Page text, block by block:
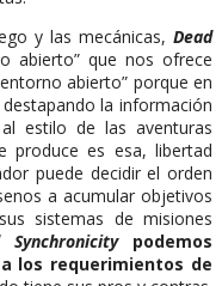
y las mecánicas, Dead
abierto” que nos ofrece
abierto” porque en
la información
estilo de las aventuras
produce es esa, libertad
puede decidir el orden
a acumular objetivos
sistemas de misiones
Synchronicity
podemos
los requerimientos de